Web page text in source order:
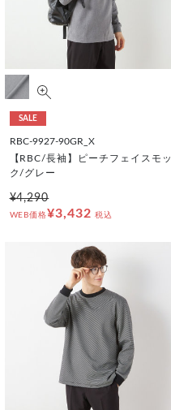
SALE
RBC-9927-90GR_X
【RBC/長袖】ピーチフェイスモッ
ク/グレー
¥4,290
WEB価格¥3,432 税込